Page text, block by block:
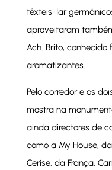
têxteis-lar
aproveitaram
Ach. Brito,
aromatizantes.
Pelo corredor e os
mostra na
ainda directores de
como a My House,
Cerise, da França,